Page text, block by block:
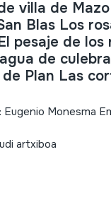
villa de
Blas Los
El pesaje de
de
Plan Las
Eugenio Monesma
artxiboa